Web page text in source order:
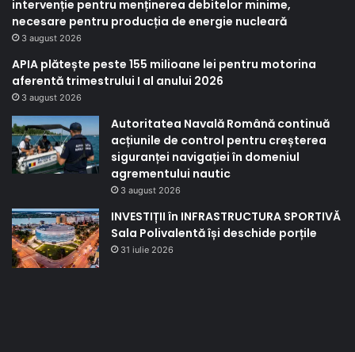
intervenție pentru menținerea debitelor minime,
necesare pentru producția de energie nucleară
3 august 2026
APIA plătește peste 155 milioane lei pentru motorina
aferentă trimestrului I al anului 2026
3 august 2026
Autoritatea Navală Română continuă
acțiunile de control pentru creșterea
siguranței navigației în domeniul
agrementului nautic
3 august 2026
INVESTIȚII în INFRASTRUCTURA SPORTIVĂ
Sala Polivalentă își deschide porțile
31 iulie 2026